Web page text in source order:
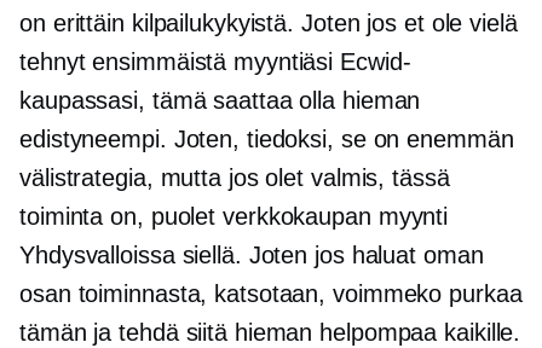
on erittäin kilpailukykyistä. Joten jos et ole vielä
tehnyt ensimmäistä myyntiäsi Ecwid-
kaupassasi, tämä saattaa olla hieman
edistyneempi. Joten, tiedoksi, se on enemmän
välistrategia, mutta jos olet valmis, tässä
toiminta on, puolet verkkokaupan myynti
Yhdysvalloissa siellä. Joten jos haluat oman
osan toiminnasta, katsotaan, voimmeko purkaa
tämän ja tehdä siitä hieman helpompaa kaikille.